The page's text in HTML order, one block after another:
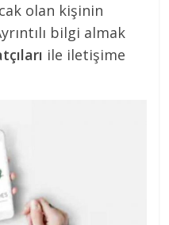
olan kişinin
bilgi almak
ile iletişime